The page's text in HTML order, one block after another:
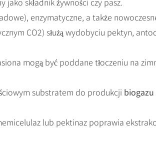
enzymatyczne, a także
CO2) służą wydobyciu pektyn,
mogą być poddane tłoczeniu na
substratem do produkcji biogazu
lub pektinaz poprawia